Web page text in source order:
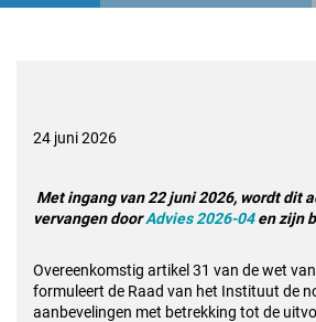
24 juni 2026
Met ingang van 22 juni 2026, wordt dit
vervangen doorAdvies 2026-04en zijn
Overeenkomstig artikel 31 van de wet
formuleert de Raad van het Instituut de
aanbevelingen met betrekking tot de